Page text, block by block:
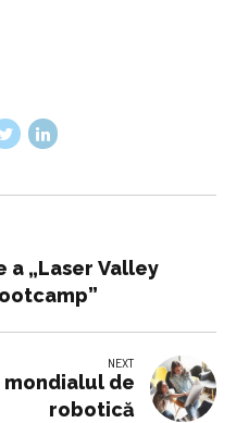
a „Laser Valley
NEXT
de
robotică